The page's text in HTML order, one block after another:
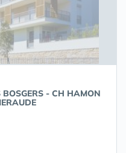
BOSGERS - CH HAMON